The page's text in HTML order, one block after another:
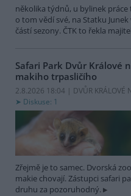
několika týdnů, u bylinek práce
o tom vědí své, na Statku
částí sezony. ČTK to řekla
Safari Park Dvůr Králové
makiho trpasličího
2.8.2026 18:04 | DVŮR KRÁLOVÉ
Diskuse: 1
Zřejmě je to samec. Dvorská
makie chovají. Zástupci safari
druhu za pozoruhodný.